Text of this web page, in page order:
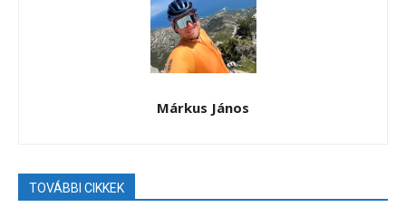
Márkus János
TOVÁBBI CIKKEK